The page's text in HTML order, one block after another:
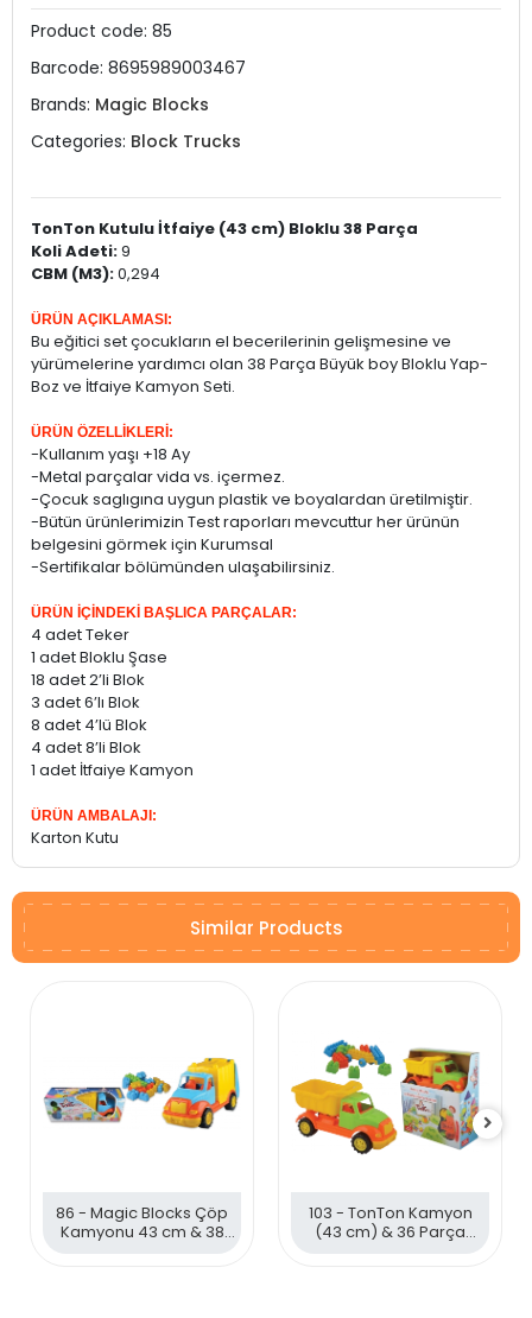
Product code: 85
Barcode: 8695989003467
Brands: Magic Blocks
Categories: Block Trucks
TonTon Kutulu İtfaiye (43 cm) Bloklu 38 Parça
Koli Adeti:9
CBM (M3):0,294
ÜRÜN AÇIKLAMASI:
Bu eğitici set çocukların el becerilerinin gelişmesine ve
yürümelerine yardımcı olan 38 Parça Büyük boy Bloklu Yap-
Boz ve İtfaiye Kamyon Seti.
ÜRÜN ÖZELLİKLERİ:
-Kullanım yaşı +18 Ay
-Metal parçalar vida vs. içermez.
-Çocuk saglıgına uygun plastik ve boyalardan üretilmiştir.
-Bütün ürünlerimizin Test raporları mevcuttur her ürünün
belgesini görmek için Kurumsal
-Sertifikalar bölümünden ulaşabilirsiniz.
ÜRÜN İÇİNDEKİ BAŞLICA PARÇALAR:
4 adet Teker
1 adet Bloklu Şase
18 adet 2’li Blok
3 adet 6’lı Blok
8 adet 4’lü Blok
4 adet 8’li Blok
1 adet İtfaiye Kamyon
ÜRÜN AMBALAJI:
Karton Kutu
Similar Products
86 - Magic Blocks Çöp
Kamyonu 43 cm & 38
103 - TonTon Kamyon
(43 cm) & 36 Parça